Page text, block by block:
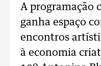
A programação
ganha espaço
encontros
à economia